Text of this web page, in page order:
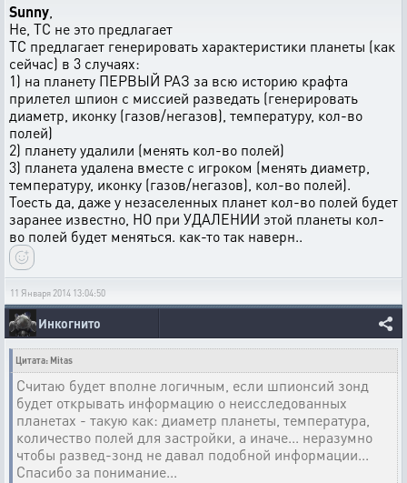
Sunny
Не, ТС не это предлагает
ТС предлагает генерировать характеристики планеты (как
сейчас) в 3 случаях:
1) на планету ПЕРВЫЙ РАЗ за всю историю крафта
прилетел шпион с миссией разведать (генерировать
диаметр, иконку (газов/негазов), температуру, кол-во
полей)
2) планету удалили (менять кол-во полей)
3) планета удалена вместе с игроком (менять диаметр,
температуру, иконку (газов/негазов), кол-во полей).
Тоесть да, даже у незаселенных планет кол-во полей будет
заранее известно, НО при УДАЛЕНИИ этой планеты кол-
во полей будет меняться. как-то так наверн..
11 Января 2014 13:04:50
Инкогнито
Цитата: Mitas
Считаю будет вполне логичным, если шпионсий зонд
будет открывать информацию о неисследованных
планетах - такую как: диаметр планеты, температура,
количество полей для застройки, а иначе... неразумно
чтобы развед-зонд не давал подобной информации...
Спасибо за понимание...